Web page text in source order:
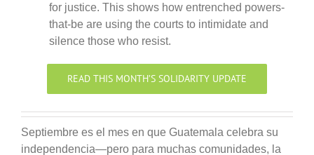
for justice. This shows how entrenched powers-
that-be are using the courts to intimidate and
silence those who resist.
READ THIS MONTH’S SOLIDARITY UPDATE
Septiembre es el mes en que Guatemala celebra su
independencia—pero para muchas comunidades, la